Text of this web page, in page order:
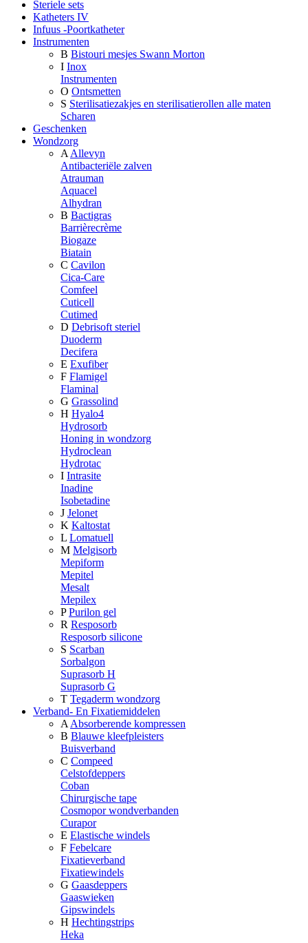
Steriele sets
Katheters IV
Infuus -Poortkatheter
Instrumenten
B Bistouri mesjes Swann Morton
I Inox
Instrumenten
O Ontsmetten
S Sterilisatiezakjes en sterilisatierollen alle maten
Scharen
Geschenken
Wondzorg
A Allevyn
Antibacteriële zalven
Atrauman
Aquacel
Alhydran
B Bactigras
Barrièrecrème
Biogaze
Biatain
C Cavilon
Cica-Care
Comfeel
Cuticell
Cutimed
D Debrisoft steriel
Duoderm
Decifera
E Exufiber
F Flamigel
Flaminal
G Grassolind
H Hyalo4
Hydrosorb
Honing in wondzorg
Hydroclean
Hydrotac
I Intrasite
Inadine
Isobetadine
J Jelonet
K Kaltostat
L Lomatuell
M Melgisorb
Mepiform
Mepitel
Mesalt
Mepilex
P Purilon gel
R Resposorb
Resposorb silicone
S Scarban
Sorbalgon
Suprasorb H
Suprasorb G
T Tegaderm wondzorg
Verband- En Fixatiemiddelen
A Absorberende kompressen
B Blauwe kleefpleisters
Buisverband
C Compeed
Celstofdeppers
Coban
Chirurgische tape
Cosmopor wondverbanden
Curapor
E Elastische windels
F Febelcare
Fixatieverband
Fixatiewindels
G Gaasdeppers
Gaaswieken
Gipswindels
H Hechtingstrips
Heka